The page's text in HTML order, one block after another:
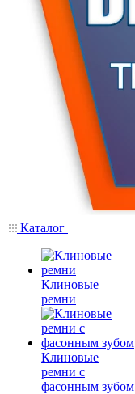
Каталог
Клиновые
ремни
Клиновые
ремни с
фасонным зубом